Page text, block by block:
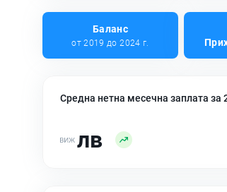
Баланс
от 2019 до 2024 г.
Средна нетна месечна заплата за
лв